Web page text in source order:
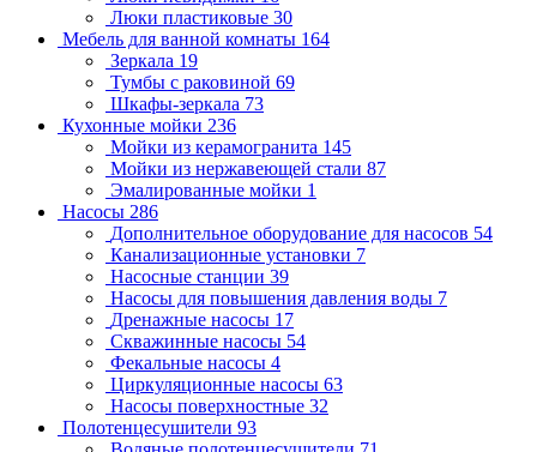
Люки пластиковые 30
Мебель для ванной комнаты 164
Зеркала 19
Тумбы с раковиной 69
Шкафы-зеркала 73
Кухонные мойки 236
Мойки из керамогранита 145
Мойки из нержавеющей стали 87
Эмалированные мойки 1
Насосы 286
Дополнительное оборудование для насосов 54
Канализационные установки 7
Насосные станции 39
Насосы для повышения давления воды 7
Дренажные насосы 17
Скважинные насосы 54
Фекальные насосы 4
Циркуляционные насосы 63
Насосы поверхностные 32
Полотенцесушители 93